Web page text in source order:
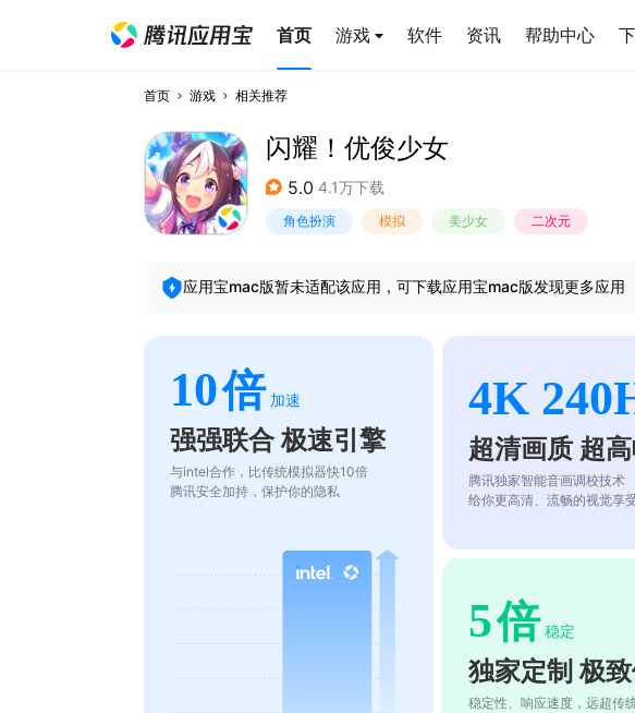
首页 游戏 软件 资讯 帮助中心
首页 游戏 相关推荐
闪耀！优俊少女
5.0 4.1万下载
角色扮演 模拟 美少女 二次元
应用宝mac版暂未适配该应用，可下载应用宝mac版发现更多应用
10倍 加速
强强联合 极速引擎
与intel合作，比传统模拟器快10倍
腾讯安全加持，保护你的隐私
4K
超清画质 超
腾讯独家智能音画调校技术
给你更高清、流畅的视觉享
5倍 稳定
独家定制 极
稳定性、响应速度，远超传